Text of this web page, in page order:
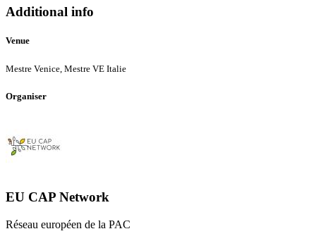
network-
Additional info
Venue
Mestre Venice, Mestre VE Italie
Organiser
EU CAP Network
Réseau européen de la PAC